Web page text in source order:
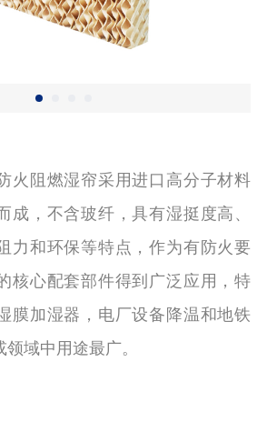
火阻燃湿帘采用进口高分子材料
成，不含玻纤，具有湿挺度高、
力和环保等特点，作为有防火要
核心配套部件得到广泛应用，特
膜加湿器，电厂设备降温和地铁
域中用途最广。